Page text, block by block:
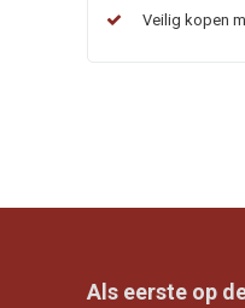
Veilig kopen
Als eerste op